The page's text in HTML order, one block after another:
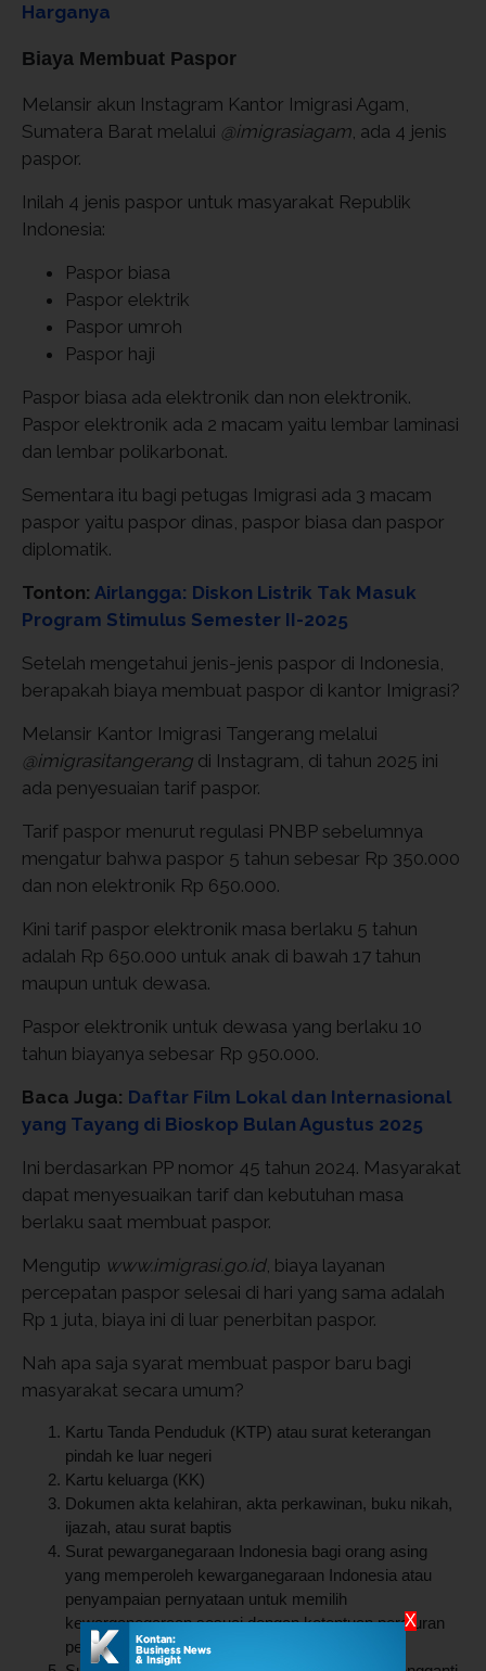
Harganya
Biaya Membuat Paspor
Melansir akun Instagram Kantor Imigrasi Agam,
Sumatera Barat melalui @imigrasiagam, ada 4 jenis
paspor.
Inilah 4 jenis paspor untuk masyarakat Republik
Indonesia:
Paspor biasa
Paspor elektrik
Paspor umroh
Paspor haji
Paspor biasa ada elektronik dan non elektronik.
Paspor elektronik ada 2 macam yaitu lembar laminasi
dan lembar polikarbonat.
Sementara itu bagi petugas Imigrasi ada 3 macam
paspor yaitu paspor dinas, paspor biasa dan paspor
diplomatik.
Tonton: Airlangga: Diskon Listrik Tak Masuk
Program Stimulus Semester II-2025
Setelah mengetahui jenis-jenis paspor di Indonesia,
berapakah biaya membuat paspor di kantor Imigrasi?
Melansir Kantor Imigrasi Tangerang melalui
@imigrasitangerang di Instagram, di tahun 2025 ini
ada penyesuaian tarif paspor.
Tarif paspor menurut regulasi PNBP sebelumnya
mengatur bahwa paspor 5 tahun sebesar Rp 350.000
dan non elektronik Rp 650.000.
Kini tarif paspor elektronik masa berlaku 5 tahun
adalah Rp 650.000 untuk anak di bawah 17 tahun
maupun untuk dewasa.
Paspor elektronik untuk dewasa yang berlaku 10
tahun biayanya sebesar Rp 950.000.
Baca Juga: Daftar Film Lokal dan Internasional
yang Tayang di Bioskop Bulan Agustus 2025
Ini berdasarkan PP nomor 45 tahun 2024. Masyarakat
dapat menyesuaikan tarif dan kebutuhan masa
berlaku saat membuat paspor.
Mengutip www.imigrasi.go.id, biaya layanan
percepatan paspor selesai di hari yang sama adalah
Rp 1 juta, biaya ini di luar penerbitan paspor.
Nah apa saja syarat membuat paspor baru bagi
masyarakat secara umum?
Kartu Tanda Penduduk (KTP) atau surat keterangan
pindah ke luar negeri
Kartu keluarga (KK)
Dokumen akta kelahiran, akta perkawinan, buku nikah,
ijazah, atau surat baptis
Surat pewarganegaraan Indonesia bagi orang asing
yang memperoleh kewarganegaraan Indonesia atau
penyampaian pernyataan untuk memilih
kewarganegaraan sesuai dengan ketentuan peraturan
perundang-undangan
X